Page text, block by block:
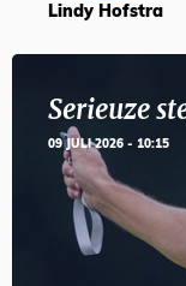
Lindy Hofstra
Serieuze
09 JULI 2026 - 10:15